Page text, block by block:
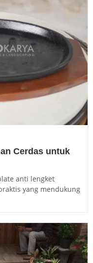
Cerdas untuk
anti lengket
yang mendukung